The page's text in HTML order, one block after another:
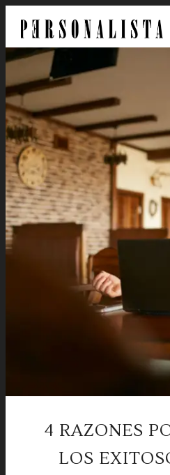
4 RAZONES
LOS